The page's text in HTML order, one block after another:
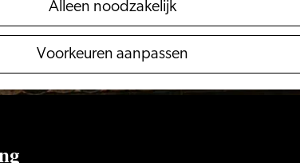
Alleen noodzakelijk
Voorkeuren aanpassen